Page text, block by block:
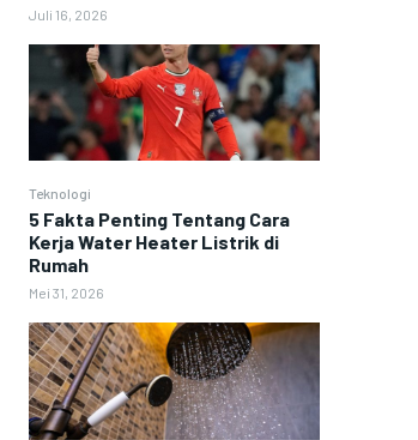
Juli 16, 2026
Teknologi
5 Fakta Penting Tentang Cara
Kerja Water Heater Listrik di
Rumah
Mei 31, 2026